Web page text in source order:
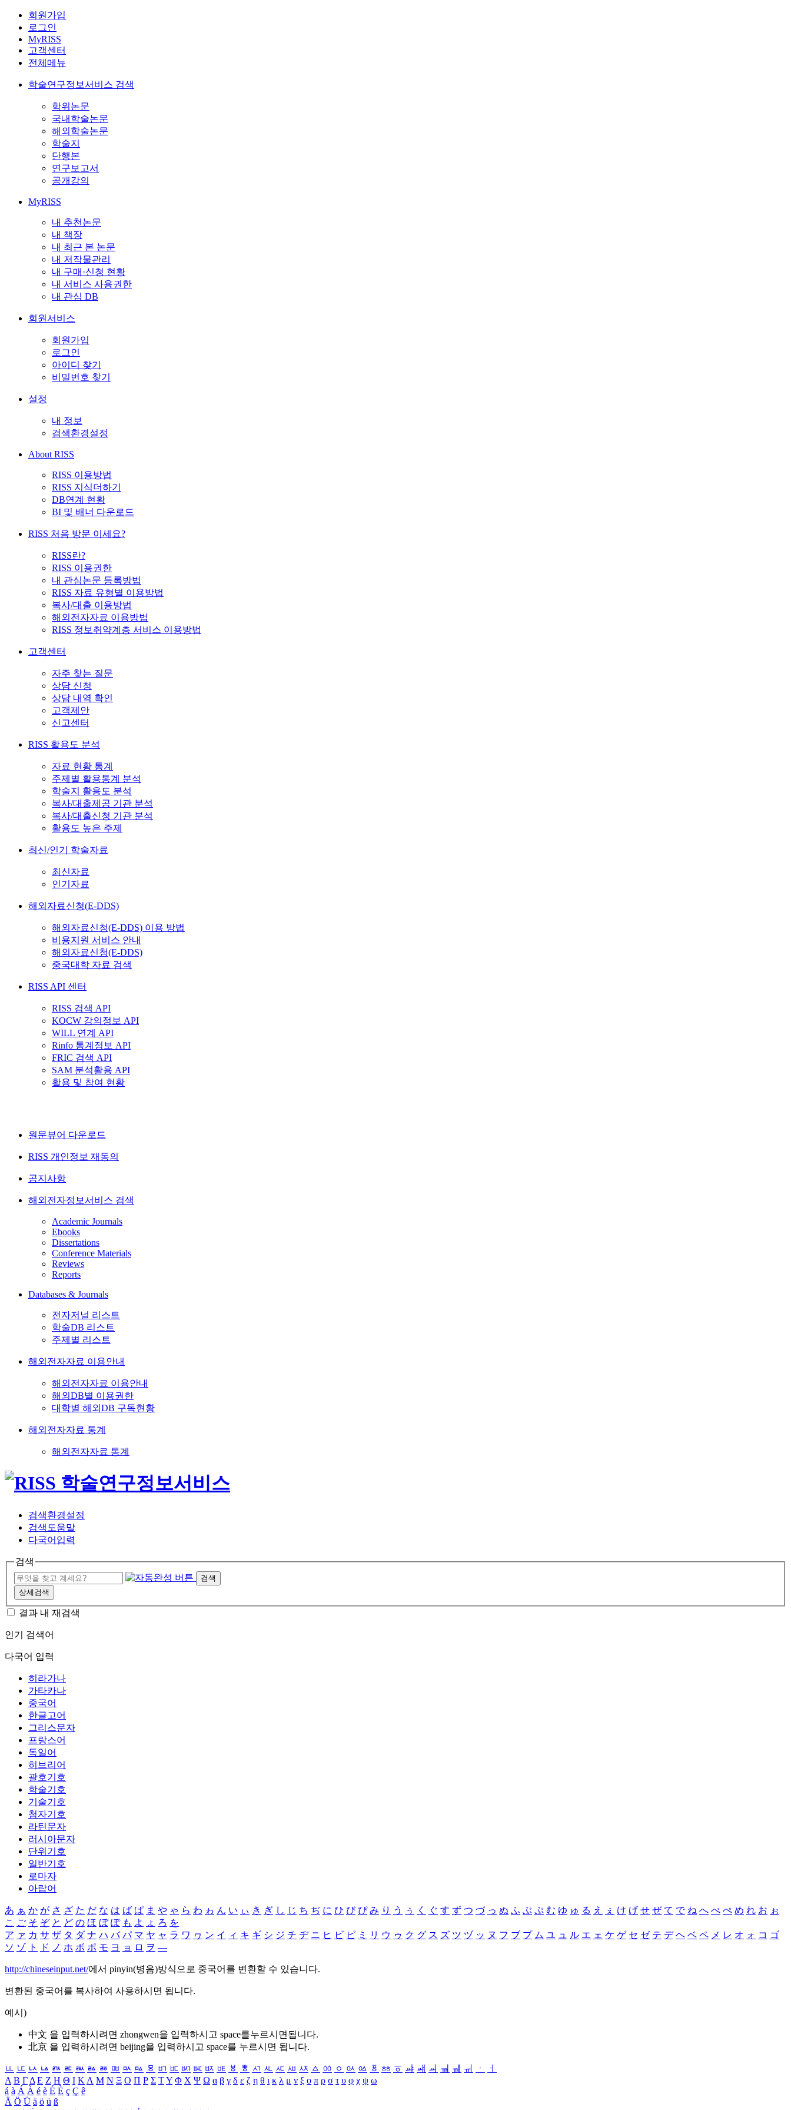
회원가입
로그인
MyRISS
고객센터
전체메뉴
학술연구정보서비스 검색
학위논문
국내학술논문
해외학술논문
학술지
단행본
연구보고서
공개강의
MyRISS
내 추천논문
내 책장
내 최근 본 논문
내 저작물관리
내 구매·신청 현황
내 서비스 사용권한
내 관심 DB
회원서비스
회원가입
로그인
아이디 찾기
비밀번호 찾기
설정
내 정보
검색환경설정
About RISS
RISS 이용방법
RISS 지식더하기
DB연계 현황
BI 및 배너 다운로드
RISS 처음 방문 이세요?
RISS란?
RISS 이용권한
내 관심논문 등록방법
RISS 자료 유형별 이용방법
복사/대출 이용방법
해외전자자료 이용방법
RISS 정보취약계층 서비스 이용방법
고객센터
자주 찾는 질문
상담 신청
상담 내역 확인
고객제안
신고센터
RISS 활용도 분석
자료 현황 통계
주제별 활용통계 분석
학술지 활용도 분석
복사/대출제공 기관 분석
복사/대출신청 기관 분석
활용도 높은 주제
최신/인기 학술자료
최신자료
인기자료
해외자료신청(E-DDS)
해외자료신청(E-DDS) 이용 방법
비용지원 서비스 안내
해외자료신청(E-DDS)
중국대학 자료 검색
RISS API 센터
RISS 검색 API
KOCW 강의정보 API
WILL 연계 API
Rinfo 통계정보 API
FRIC 검색 API
SAM 분석활용 API
활용 및 참여 현황
원문뷰어 다운로드
RISS 개인정보 재동의
공지사항
해외전자정보서비스 검색
Academic Journals
Ebooks
Dissertations
Conference Materials
Reviews
Reports
Databases & Journals
전자저널 리스트
학술DB 리스트
주제별 리스트
해외전자자료 이용안내
해외전자자료 이용안내
해외DB별 이용권한
대학별 해외DB 구독현황
해외전자자료 통계
해외전자자료 통계
검색환경설정
검색도움말
다국어입력
검색
검색
상세검색
결과 내 재검색
인기 검색어
다국어 입력
히라가나
가타카나
중국어
한글고어
그리스문자
프랑스어
독일어
히브리어
괄호기호
학술기호
기술기호
첨자기호
라틴문자
러시아문자
단위기호
일반기호
로마자
아랍어
あ ぁ か が さ ざ た だ な は ば ぱ ま や ゃ ら わ ゎ ん い ぃ き ぎ し じ ち ぢ に ひ び ぴ み り う ぅ く ぐ す ず つ づ っ ぬ ふ ぶ ぷ む ゆ ゅ る え ぇ け げ せ ぜ て で ね へ べ ぺ め れ お ぉ
こ ご そ ぞ と ど の ほ ぼ ぽ も よ ょ ろ を
ア ァ カ サ ザ タ ダ ナ ハ バ パ マ ヤ ャ ラ ワ ヮ ン イ ィ キ ギ シ ジ チ ヂ ニ ヒ ビ ピ ミ リ ウ ゥ ク グ ス ズ ツ ヅ ッ ヌ フ ブ プ ム ユ ュ ル エ ェ ケ ゲ セ ゼ テ デ ヘ ベ ペ メ レ オ ォ コ ゴ
ソ ゾ ト ド ノ ホ ボ ポ モ ヨ ョ ロ ヲ ―
http://chineseinput.net/에서 pinyin(병음)방식으로 중국어를 변환할 수 있습니다.
변환된 중국어를 복사하여 사용하시면 됩니다.
예시)
中文 을 입력하시려면 zhongwen을 입력하시고 space를누르시면됩니다.
北京 을 입력하시려면 beijing을 입력하시고 space를 누르시면 됩니다.
ㅥ ㅦ ㅧ ㅨ ㅩ ㅪ ㅫ ㅬ ㅭ ㅮ ㅯ ㅰ ㅱ ㅲ ㅳ ㅴ ㅵ ㅶ ㅷ ㅸ ㅹ ㅺ ㅻ ㅼ ㅽ ㅾ ㅿ ㆀ ㆁ ㆂ ㆃ ㆄ ㆅ ㆆ ㆇ ㆈ ㆉ ㆊ ㆋ ㆌ ㆍ
ㆎ
Α Β ΓΔ Ε Ζ Η Θ Ι ΚΛ Μ Ν Ξ Ο Π Ρ Σ ΤΥ Φ Χ Ψ Ω α β γ δ ε ζ η θ ι κ λ μ ν ξ ο π ρ σ τ υ φ χ ψ ω
á à Á À é è É È ç Ç ê
Ä Ö Ü ä ö ü ß